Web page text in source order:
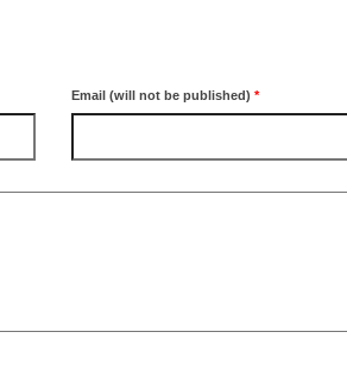
Email (will not be published)*